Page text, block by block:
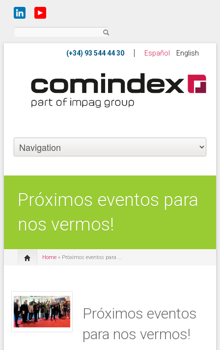
Español English
Próximos eventos para
nos vermos!
Home » Próximos eventos para ...
Próximos eventos
para nos vermos!